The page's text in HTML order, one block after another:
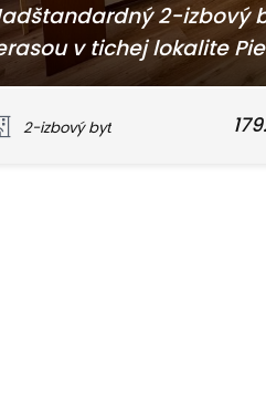
2-izbový
v tichej lokalite
2-izbový byt